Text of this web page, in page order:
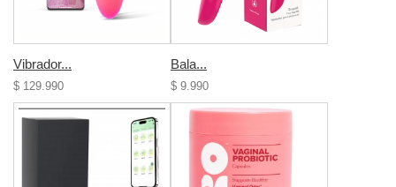
Vibrador...
$ 129.990
Bala...
$ 9.990